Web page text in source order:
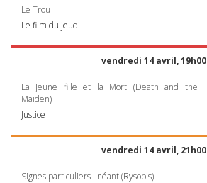
Le Trou
Le film du jeudi
vendredi 14 avril, 19h00
La Jeune fille et la Mort (Death and the
Maiden)
Justice
vendredi 14 avril, 21h00
Signes particuliers : néant (Rysopis)